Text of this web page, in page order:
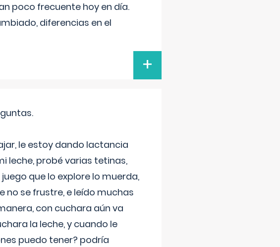
poco frecuente hoy en día.
diferencias en el
+
le estoy dando lactancia
leche, probé varias tetinas,
que lo explore lo muerda,
se frustre, e leído muchas
con cuchara aún va
la leche, y cuando le
puedo tener? podría